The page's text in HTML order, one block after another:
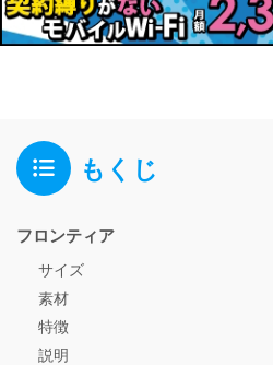
もくじ
フロンティア
サイズ
素材
特徴
説明